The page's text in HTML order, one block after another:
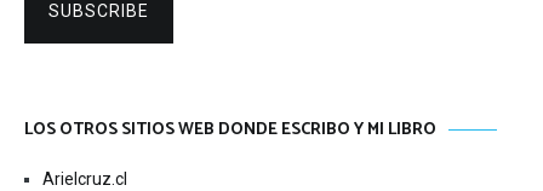
SUBSCRIBE
LOS OTROS SITIOS WEB DONDE ESCRIBO Y MI LIBRO
Arielcruz.cl